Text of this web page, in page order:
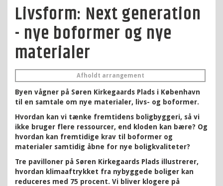
Livsform: Next generation
- nye boformer og nye
materialer
Afholdt arrangement
Byen vågner på Søren Kirkegaards Plads i København
til en samtale om nye materialer, livs- og boformer.
Hvordan kan vi tænke fremtidens boligbyggeri, så vi
ikke bruger flere ressourcer, end kloden kan bære? Og
hvordan kan fremtidige krav til boformer og
materialer samtidig åbne for nye boligkvaliteter?
Tre pavilloner på Søren Kirkegaards Plads illustrerer,
hvordan klimaaftrykket fra nybyggede boliger kan
reduceres med 75 procent. Vi bliver klogere på